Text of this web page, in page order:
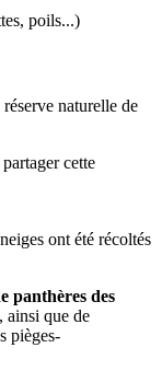
poils...)
naturelle de
cette
ont été récoltés
panthères des
ainsi que de
pièges-